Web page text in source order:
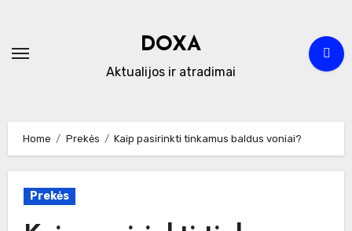
content
DOXA
Aktualijos ir atradimai
Home Prekės Kaip pasirinkti tinkamus baldus voniai?
Prekės